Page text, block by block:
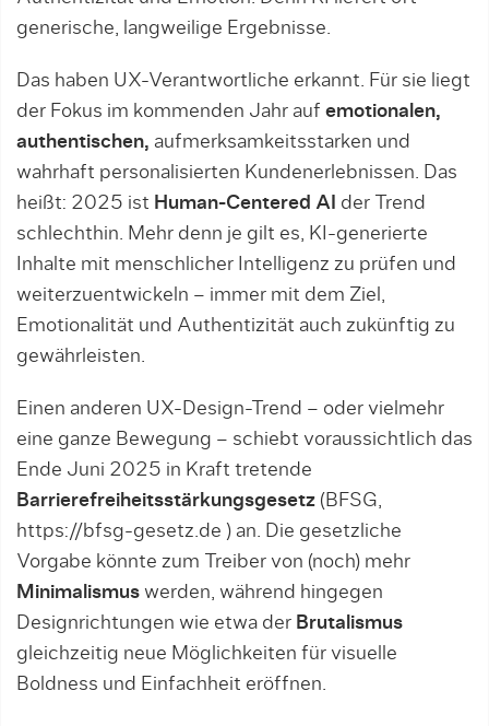
generische, langweilige Ergebnisse.
Das haben UX-Verantwortliche erkannt. Für sie liegt
der Fokus im kommenden Jahr auf emotionalen,
authentischen, aufmerksamkeitsstarken und
wahrhaft personalisierten Kundenerlebnissen. Das
heißt: 2025 ist Human-Centered AI der Trend
schlechthin. Mehr denn je gilt es, KI-generierte
Inhalte mit menschlicher Intelligenz zu prüfen und
weiterzuentwickeln – immer mit dem Ziel,
Emotionalität und Authentizität auch zukünftig zu
gewährleisten.
Einen anderen UX-Design-Trend – oder vielmehr
eine ganze Bewegung – schiebt voraussichtlich das
Ende Juni 2025 in Kraft tretende
Barrierefreiheitsstärkungsgesetz (BFSG,
https://bfsg-gesetz.de ) an. Die gesetzliche
Vorgabe könnte zum Treiber von (noch) mehr
Minimalismus werden, während hingegen
Designrichtungen wie etwa der Brutalismus
gleichzeitig neue Möglichkeiten für visuelle
Boldness und Einfachheit eröffnen.